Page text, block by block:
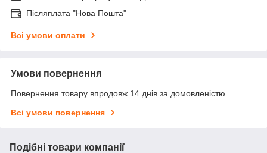
Післяплата "Нова Пошта"
Всі умови оплати
Умови повернення
Повернення товару впродовж 14 днів за домовленістю
Всі умови повернення
Подібні товари компанії